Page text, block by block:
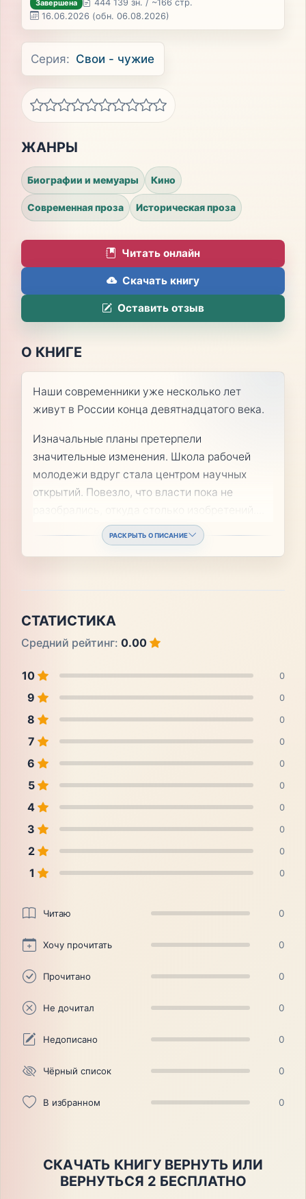
Завершена
444 139 зн. / ~166 стр.
16.06.2026 (обн. 06.08.2026)
Серия: Свои - чужие
ЖАНРЫ
Биографии и мемуары Кино
Современная проза Историческая проза
Читать онлайн
Скачать книгу
Оставить отзыв
О КНИГЕ
Наши современники уже несколько лет
живут в России конца девятнадцатого века.
Изначальные планы претерпели
значительные изменения. Школа рабочей
молодежи вдруг стала центром научных
открытий. Повезло, что власти пока не
РАСКРЫТЬ ОПИСАНИЕ
СТАТИСТИКА
Средний рейтинг: 0.00
10 0
9 0
8 0
7 0
6 0
5 0
4 0
3 0
2 0
1 0
Читаю 0
Хочу прочитать 0
Прочитано 0
Не дочитал 0
Недописано 0
Чёрный список 0
В избранном 0
СКАЧАТЬ КНИГУ ВЕРНУТЬ ИЛИ
ВЕРНУТЬСЯ 2 БЕСПЛАТНО